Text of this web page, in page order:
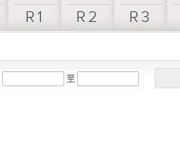
R1 R2 R3
至